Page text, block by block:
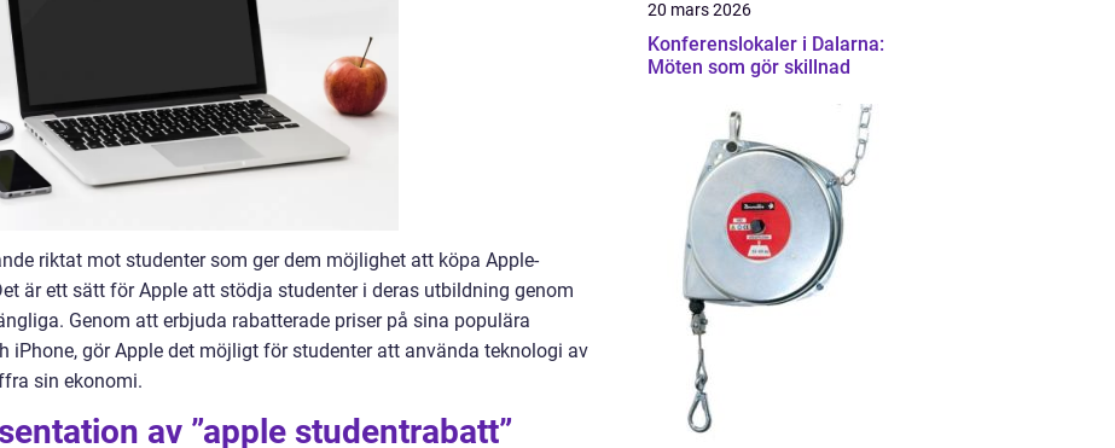
riktat mot studenter som ger dem möjlighet att köpa Apple-
är ett sätt för Apple att stödja studenter i deras utbildning genom
Genom att erbjuda rabatterade priser på sina populära
iPhone, gör Apple det möjligt för studenter att använda teknologi av
sin ekonomi.
av ”apple studentrabatt”
20 mars 2026
Konferenslokaler i Dalarna:
Möten som gör skillnad